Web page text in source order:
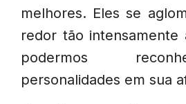
melhores. Eles se
redor tão
podermos
personalidades em sua